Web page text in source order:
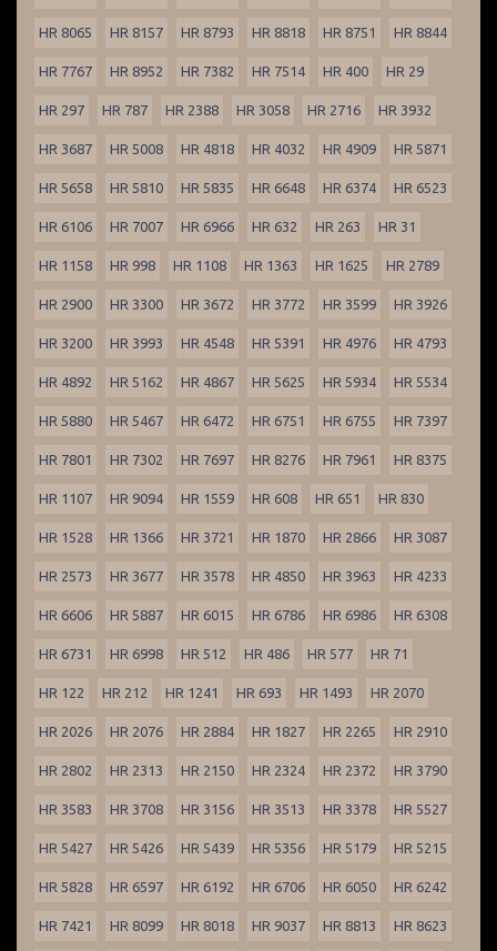
HR 8065 HR 8157 HR 8793 HR 8818 HR 8751 HR 8844
HR 7767 HR 8952 HR 7382 HR 7514 HR 400 HR 29
HR 297 HR 787 HR 2388 HR 3058 HR 2716 HR 3932
HR 3687 HR 5008 HR 4818 HR 4032 HR 4909 HR 5871
HR 5658 HR 5810 HR 5835 HR 6648 HR 6374 HR 6523
HR 6106 HR 7007 HR 6966 HR 632 HR 263 HR 31
HR 1158 HR 998 HR 1108 HR 1363 HR 1625 HR 2789
HR 2900 HR 3300 HR 3672 HR 3772 HR 3599 HR 3926
HR 3200 HR 3993 HR 4548 HR 5391 HR 4976 HR 4793
HR 4892 HR 5162 HR 4867 HR 5625 HR 5934 HR 5534
HR 5880 HR 5467 HR 6472 HR 6751 HR 6755 HR 7397
HR 7801 HR 7302 HR 7697 HR 8276 HR 7961 HR 8375
HR 1107 HR 9094 HR 1559 HR 608 HR 651 HR 830
HR 1528 HR 1366 HR 3721 HR 1870 HR 2866 HR 3087
HR 2573 HR 3677 HR 3578 HR 4850 HR 3963 HR 4233
HR 6606 HR 5887 HR 6015 HR 6786 HR 6986 HR 6308
HR 6731 HR 6998 HR 512 HR 486 HR 577 HR 71
HR 122 HR 212 HR 1241 HR 693 HR 1493 HR 2070
HR 2026 HR 2076 HR 2884 HR 1827 HR 2265 HR 2910
HR 2802 HR 2313 HR 2150 HR 2324 HR 2372 HR 3790
HR 3583 HR 3708 HR 3156 HR 3513 HR 3378 HR 5527
HR 5427 HR 5426 HR 5439 HR 5356 HR 5179 HR 5215
HR 5828 HR 6597 HR 6192 HR 6706 HR 6050 HR 6242
HR 7421 HR 8099 HR 8018 HR 9037 HR 8813 HR 8623